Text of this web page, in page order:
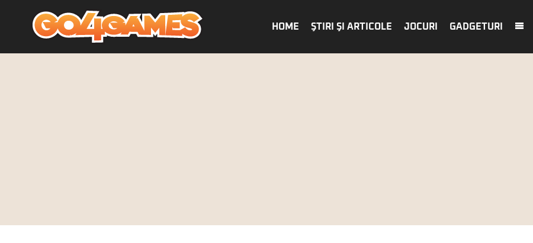
HOME ŞTIRI ŞI ARTICOLE JOCURI GADGETURI